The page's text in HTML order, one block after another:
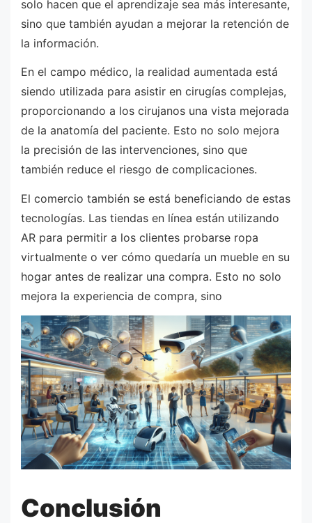
solo hacen que el aprendizaje sea más interesante,
sino que también ayudan a mejorar la retención de
la información.
En el campo médico, la realidad aumentada está
siendo utilizada para asistir en cirugías complejas,
proporcionando a los cirujanos una vista mejorada
de la anatomía del paciente. Esto no solo mejora
la precisión de las intervenciones, sino que
también reduce el riesgo de complicaciones.
El comercio también se está beneficiando de estas
tecnologías. Las tiendas en línea están utilizando
AR para permitir a los clientes probarse ropa
virtualmente o ver cómo quedaría un mueble en su
hogar antes de realizar una compra. Esto no solo
mejora la experiencia de compra, sino
Conclusión